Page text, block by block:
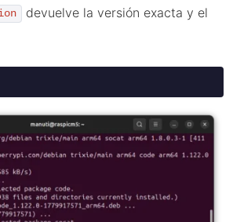
devuelve la versión exacta y el